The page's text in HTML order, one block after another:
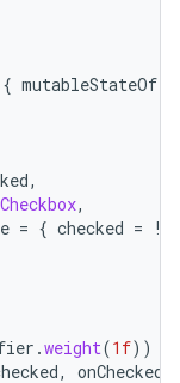
{ mutableStateOf
,
Checkbox,
= { checked = !
.weight(1f))
,